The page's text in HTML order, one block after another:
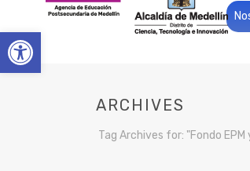
Open toolbar
ARCHIVES
Tag Archives for: "Fondo